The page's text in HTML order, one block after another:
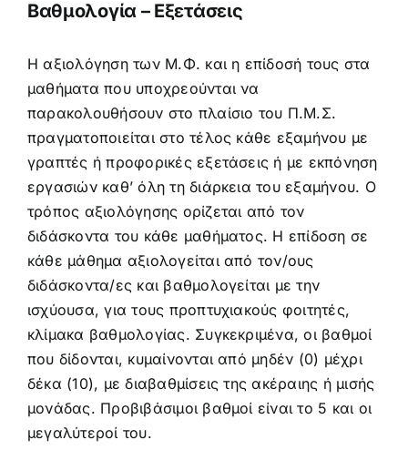
Βαθμολογία – Εξετάσεις
Η αξιολόγηση των Μ.Φ. και η επίδοσή τους στα
μαθήματα που υποχρεούνται να
παρακολουθήσουν στο πλαίσιο του Π.Μ.Σ.
πραγματοποιείται στο τέλος κάθε εξαμήνου με
γραπτές ή προφορικές εξετάσεις ή με εκπόνηση
εργασιών καθ’ όλη τη διάρκεια του εξαμήνου. Ο
τρόπος αξιολόγησης ορίζεται από τον
διδάσκοντα του κάθε μαθήματος. Η επίδοση σε
κάθε μάθημα αξιολογείται από τον/ους
διδάσκοντα/ες και βαθμολογείται με την
ισχύουσα, για τους προπτυχιακούς φοιτητές,
κλίμακα βαθμολογίας. Συγκεκριμένα, οι βαθμοί
που δίδονται, κυμαίνονται από μηδέν (0) μέχρι
δέκα (10), με διαβαθμίσεις της ακέραιης ή μισής
μονάδας. Προβιβάσιμοι βαθμοί είναι το 5 και οι
μεγαλύτεροί του.